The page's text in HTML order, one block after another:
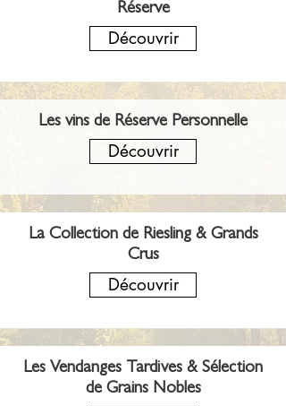
Réserve
Découvrir
Les vins de Réserve Personnelle
Découvrir
La Collection de Riesling & Grands
Crus
Découvrir
Les Vendanges Tardives & Sélection
de Grains Nobles